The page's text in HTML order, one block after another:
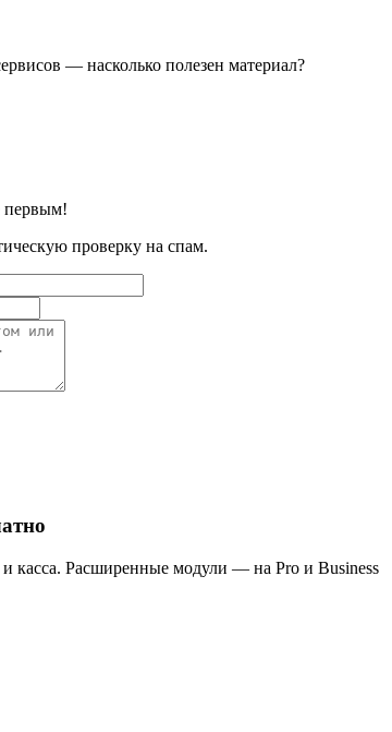
— насколько полезен материал?
первым!
проверку на спам.
касса. Расширенные модули — на Pro и Business